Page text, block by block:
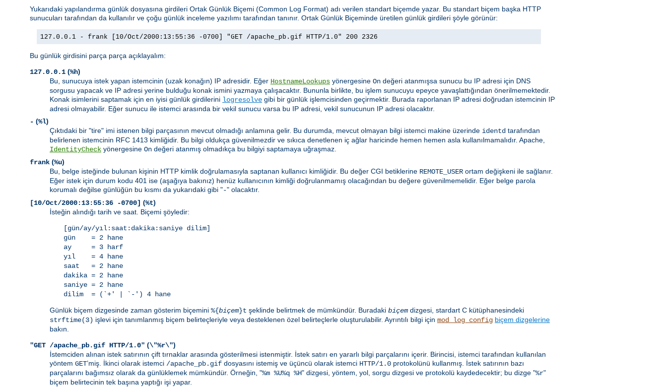
Yukarıdaki yapılandırma günlük dosyasına girdileri Ortak Günlük Biçemi (Common Log Format) adı verilen standart biçemde yazar. Bu standart biçem başka HTTP
sunucuları tarafından da kullanılır ve çoğu günlük inceleme yazılımı tarafından tanınır. Ortak Günlük Biçeminde üretilen günlük girdileri şöyle görünür:
127.0.0.1 - frank [10/Oct/2000:13:55:36 -0700] "GET /apache_pb.gif HTTP/1.0" 200 2326
Bu günlük girdisini parça parça açıklayalım:
127.0.0.1 (%h)
Bu, sunucuya istek yapan istemcinin (uzak konağın) IP adresidir. Eğer HostnameLookups yönergesine On değeri atanmışsa sunucu bu IP adresi için DNS
sorgusu yapacak ve IP adresi yerine bulduğu konak ismini yazmaya çalışacaktır. Bununla birlikte, bu işlem sunucuyu epeyce yavaşlattığından önerilmemektedir.
Konak isimlerini saptamak için en iyisi günlük girdilerini logresolve gibi bir günlük işlemcisinden geçirmektir. Burada raporlanan IP adresi doğrudan istemcinin IP
adresi olmayabilir. Eğer sunucu ile istemci arasında bir vekil sunucu varsa bu IP adresi, vekil sunucunun IP adresi olacaktır.
- (%l)
Çıktıdaki bir "tire" imi istenen bilgi parçasının mevcut olmadığı anlamına gelir. Bu durumda, mevcut olmayan bilgi istemci makine üzerinde identd tarafından
belirlenen istemcinin RFC 1413 kimliğidir. Bu bilgi oldukça güvenilmezdir ve sıkıca denetlenen iç ağlar haricinde hemen hemen asla kullanılmamalıdır. Apache,
IdentityCheck yönergesine On değeri atanmış olmadıkça bu bilgiyi saptamaya uğraşmaz.
frank (%u)
Bu, belge isteğinde bulunan kişinin HTTP kimlik doğrulamasıyla saptanan kullanıcı kimliğidir. Bu değer CGI betiklerine REMOTE_USER ortam değişkeni ile sağlanır.
Eğer istek için durum kodu 401 ise (aşağıya bakınız) henüz kullanıcının kimliği doğrulanmamış olacağından bu değere güvenilmemelidir. Eğer belge parola
korumalı değilse günlüğün bu kısmı da yukarıdaki gibi "-" olacaktır.
[10/Oct/2000:13:55:36 -0700] (%t)
İsteğin alındığı tarih ve saat. Biçemi şöyledir:
[gün/ay/yıl:saat:dakika:saniye dilim]
gün = 2 hane
ay = 3 harf
yıl = 4 hane
saat = 2 hane
dakika = 2 hane
saniye = 2 hane
dilim = (`+' | `-') 4 hane
Günlük biçem dizgesinde zaman gösterim biçemini %{biçem}t şeklinde belirtmek de mümkündür. Buradaki biçem dizgesi, stardart C kütüphanesindeki
strftime(3) işlevi için tanımlanmış biçem belirteçleriyle veya desteklenen özel belirteçlerle oluşturulabilir. Ayrıntılı bilgi için mod_log_config biçem dizgelerine
bakın.
"GET /apache_pb.gif HTTP/1.0" (\"%r\")
İstemciden alınan istek satırının çift tırnaklar arasında gösterilmesi istenmiştir. İstek satırı en yararlı bilgi parçalarını içerir. Birincisi, istemci tarafından kullanılan
yöntem GET’miş. İkinci olarak istemci /apache_pb.gif dosyasını istemiş ve üçüncü olarak istemci HTTP/1.0 protokolünü kullanmış. İstek satırının bazı
parçalarını bağımsız olarak da günlüklemek mümkündür. Örneğin, "%m %U%q %H" dizgesi, yöntem, yol, sorgu dizgesi ve protokolü kaydedecektir; bu dizge "%r"
biçem belirtecinin tek başına yaptığı işi yapar.